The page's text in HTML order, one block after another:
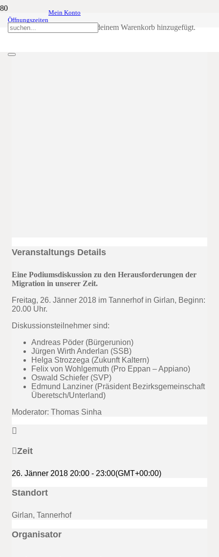
Öffnungszeiten
Mein Konto
wurde deinem Warenkorb hinzugefügt.
26Jan20:0023:00Podiumsdiskussion
"Schaffen wir das?" in Girlan
Veranstaltungs Details
Eine Podiumsdiskussion zu den Herausforderungen der
Migration in unserer Zeit.
Freitag, 26. Jänner 2018 im Tannerhof in Girlan, Beginn:
20.00 Uhr.
Diskussionsteilnehmer sind:
Andreas Pöder (Bürgerunion)
Jürgen Wirth Anderlan (SSB)
Helga Strozzega (Zukunft Kaltern)
Felix von Wohlgemuth (Pro Eppan – Appiano)
Oswald Schiefer (SVP)
Edmund Lanziner (Präsident Bezirksgemeinschaft
Überetsch/Unterland)
Moderator: Thomas Sinha
Zeit
26. Jänner 2018 20:00 - 23:00(GMT+00:00)
Standort
Girlan, Tannerhof
Organisator